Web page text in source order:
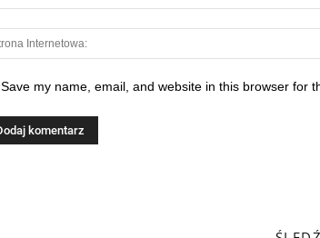
Save my name, email, and website in this browser for